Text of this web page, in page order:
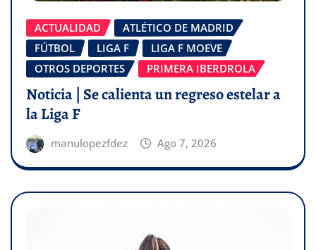
ACTUALIDAD
ATLÉTICO DE MADRID
FÚTBOL
LIGA F
LIGA F MOEVE
OTROS DEPORTES
PRIMERA IBERDROLA
Noticia | Se calienta un regreso estelar a
la Liga F
manulopezfdez Ago 7, 2026